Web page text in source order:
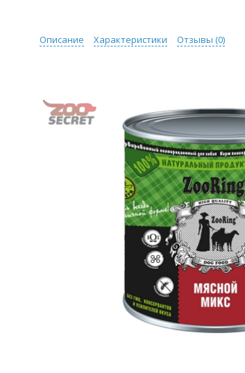
Описание Характеристики Отзывы (0)